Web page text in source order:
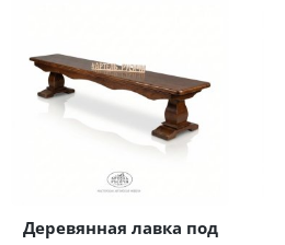
Деревянная лавка под